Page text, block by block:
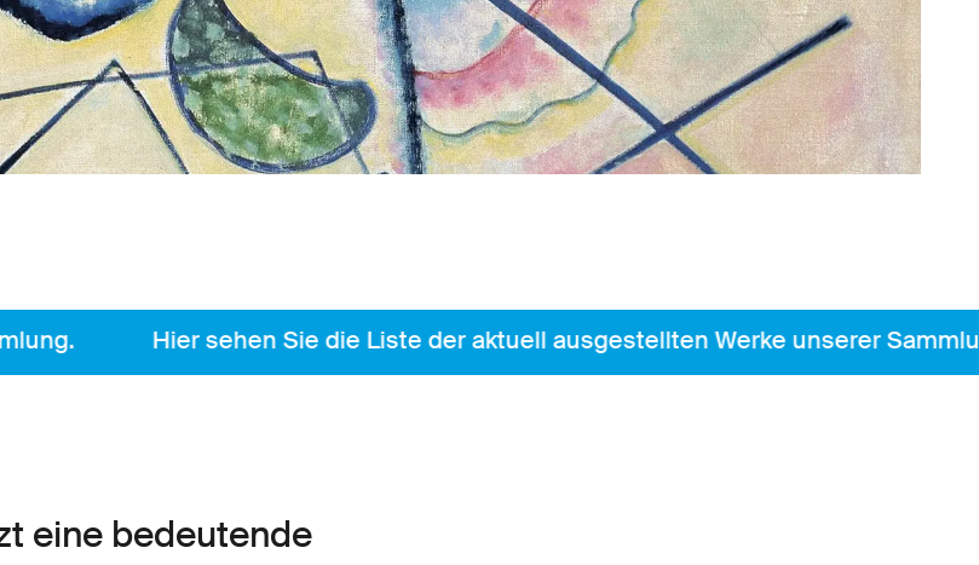
Hier sehen Sie die Liste der aktuell ausgestellten Werke unserer Sammlung.
eine bedeutende